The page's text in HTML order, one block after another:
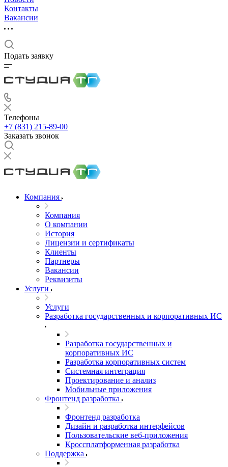
Контакты
Вакансии
Подать заявку
Телефоны
+7 (831) 215-89-00
Заказать звонок
Компания
Компания
О компании
История
Лицензии и сертификаты
Клиенты
Партнеры
Вакансии
Реквизиты
Услуги
Услуги
Разработка государственных и корпоративных ИС
Разработка государственных и
корпоративных ИС
Разработка корпоративных систем
Системная интеграция
Проектирование и анализ
Мобильные приложения
Фронтенд разработка
Фронтенд разработка
Дизайн и разработка интерфейсов
Пользовательские веб-приложения
Кроссплатформенная разработка
Поддержка